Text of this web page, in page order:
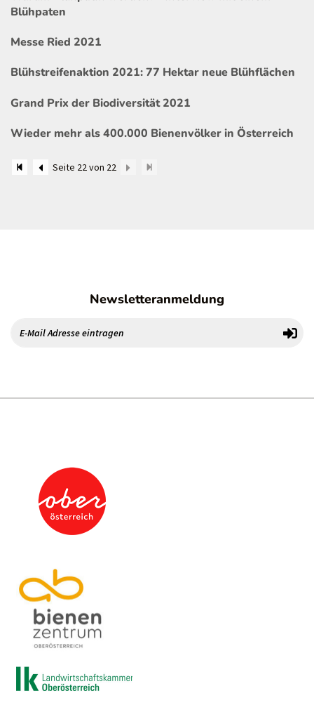
Blühpaten
Messe Ried 2021
Blühstreifenaktion 2021: 77 Hektar neue Blühflächen
Grand Prix der Biodiversität 2021
Wieder mehr als 400.000 Bienenvölker in Österreich
Seite 22 von 22
Newsletteranmeldung